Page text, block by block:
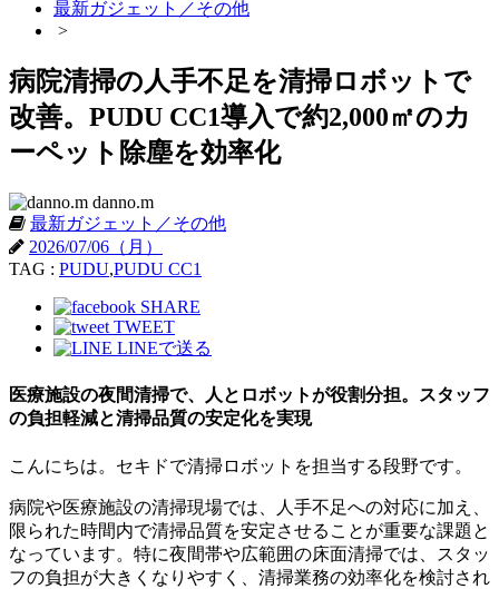
最新ガジェット／その他
>
病院清掃の人手不足を清掃ロボットで
改善。PUDU CC1導入で約2,000㎡のカ
ーペット除塵を効率化
danno.m
最新ガジェット／その他
2026/07/06（月）
TAG : PUDU,PUDU CC1
SHARE
TWEET
LINEで送る
医療施設の夜間清掃で、人とロボットが役割分担。スタッフ
の負担軽減と清掃品質の安定化を実現
こんにちは。セキドで清掃ロボットを担当する段野です。
病院や医療施設の清掃現場では、人手不足への対応に加え、
限られた時間内で清掃品質を安定させることが重要な課題と
なっています。特に夜間帯や広範囲の床面清掃では、スタッ
フの負担が大きくなりやすく、清掃業務の効率化を検討され